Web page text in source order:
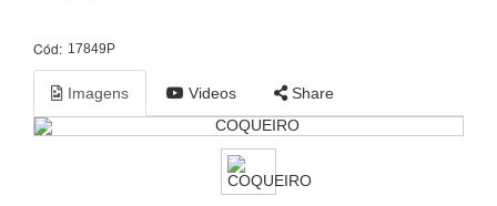
Cód: 17849P
Imagens Videos Share